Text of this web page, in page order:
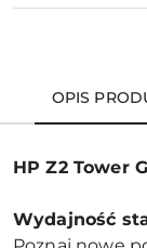
OPIS
HP Z2 Tower
Wydajność